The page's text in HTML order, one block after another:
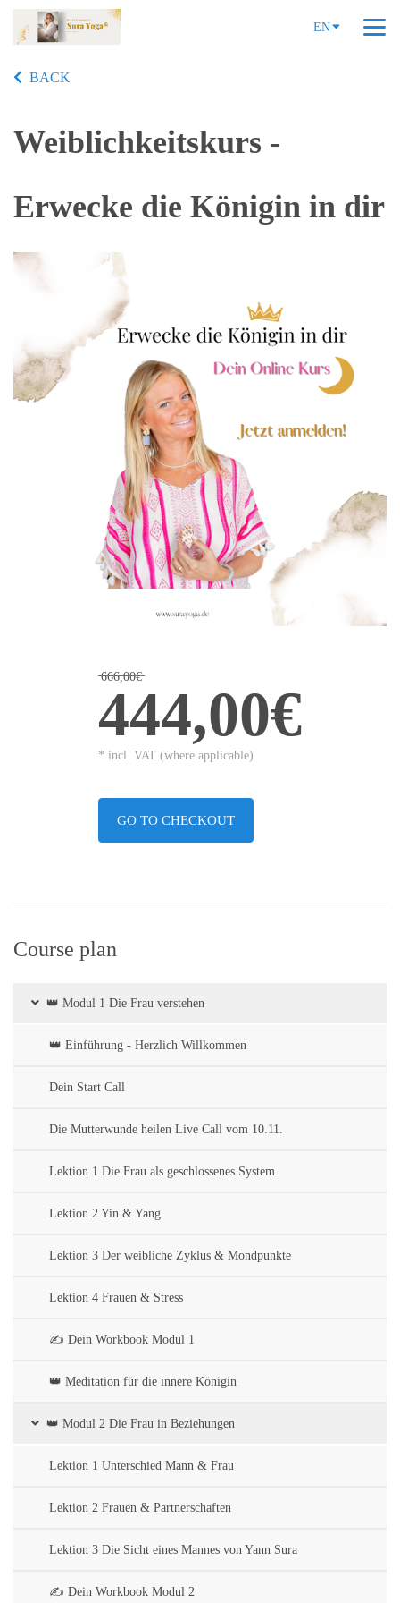
EN
BACK
Weiblichkeitskurs -
Erwecke die Königin in dir
666,00€
444,00€
* incl. VAT (where applicable)
GO TO CHECKOUT
Course plan
👑 Modul 1 Die Frau verstehen
👑 Einführung - Herzlich Willkommen
Dein Start Call
Die Mutterwunde heilen Live Call vom 10.11.
Lektion 1 Die Frau als geschlossenes System
Lektion 2 Yin & Yang
Lektion 3 Der weibliche Zyklus & Mondpunkte
Lektion 4 Frauen & Stress
✍️ Dein Workbook Modul 1
👑 Meditation für die innere Königin
👑 Modul 2 Die Frau in Beziehungen
Lektion 1 Unterschied Mann & Frau
Lektion 2 Frauen & Partnerschaften
Lektion 3 Die Sicht eines Mannes von Yann Sura
✍️ Dein Workbook Modul 2